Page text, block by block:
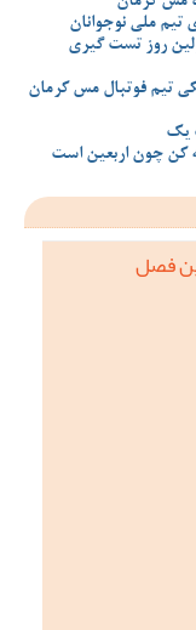
ملی نوجوانان
روز تست گیری
تیم فوتبال مس کرمان
یک
کن چون اربعین است
فصل